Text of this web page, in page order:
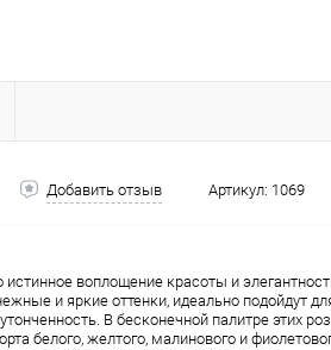
Добавить отзыв Артикул: 1069
воплощение красоты и
и яркие оттенки, идеально подойдут
В бесконечной палитре этих роз
белого, желтого, малинового и